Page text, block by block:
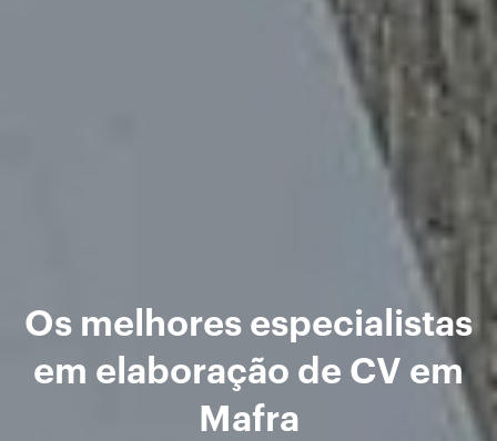
Os melhores especialistas
em elaboração de CV em
Mafra